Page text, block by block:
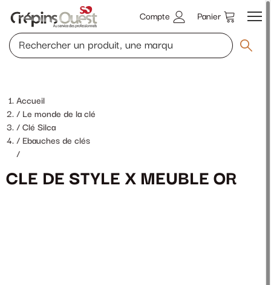
Compte Panier
Accueil
Le monde de la clé
Clé Silca
Ebauches de clés
/
CLE DE STYLE X MEUBLE OR